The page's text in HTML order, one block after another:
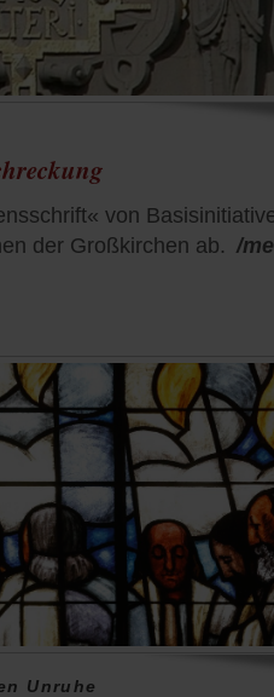
von
der Großkirchen ab. /
Unruhe